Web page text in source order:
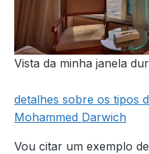
Vista da minha janela
detalhes sobre os tipos
Mohammed Darwich
Vou citar um exemplo